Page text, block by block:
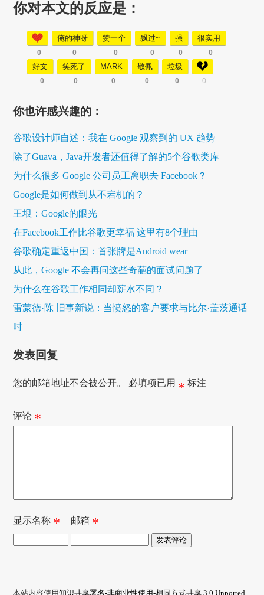
你对本文的反应是：
0
俺的神呀
0
赞一个
0
飘过~
0
强
0
很实用
0
好文
0
笑死了
0
MARK
0
敬佩
0
垃圾
0 0
你也许感兴趣的：
谷歌设计师自述：我在 Google 观察到的 UX 趋势
除了Guava，Java开发者还值得了解的5个谷歌类库
为什么很多 Google 公司员工离职去 Facebook？
Google是如何做到从不宕机的？
王垠：Google的眼光
在Facebook工作比谷歌更幸福 这里有8个理由
谷歌确定重返中国：首张牌是Android wear
从此，Google 不会再问这些奇葩的面试问题了
为什么在谷歌工作相同却薪水不同？
雷蒙德·陈 旧事新说：当愤怒的客户要求与比尔·盖茨通话
时
发表回复
您的邮箱地址不会被公开。 必填项已用 * 标注
评论 *
显示名称 * 邮箱 *
本站内容使用知识共享署名-非商业性使用-相同方式共享 3.0 Unported